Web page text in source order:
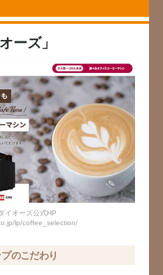
ーズ」
イオーズ公式HP
lp/coffee_selection/
のこだわり